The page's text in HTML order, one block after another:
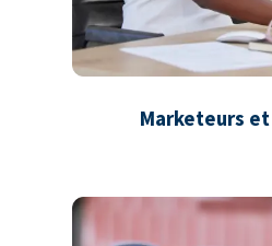
Marketeurs